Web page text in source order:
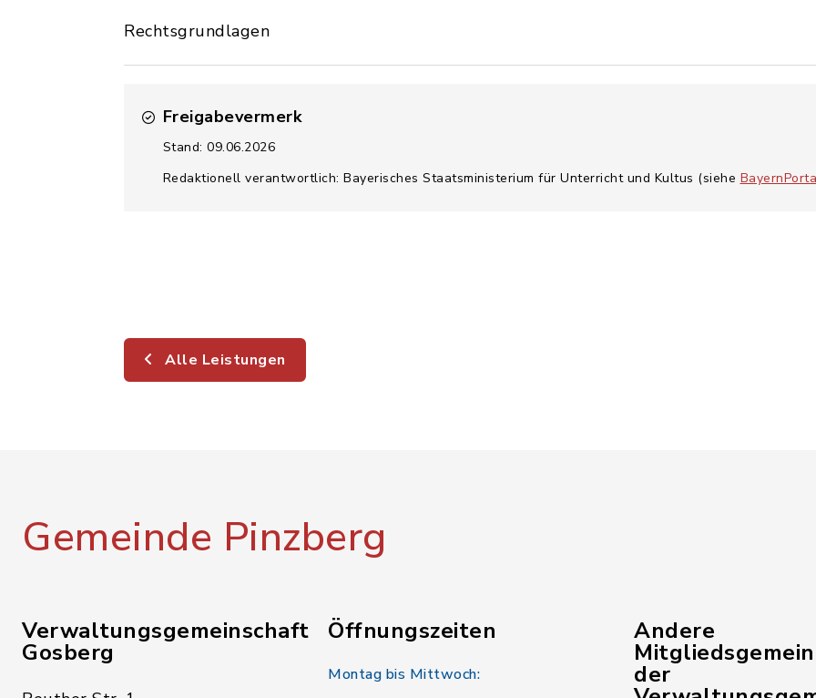
Rechtsgrundlagen
Freigabevermerk
Stand: 09.06.2026
Redaktionell verantwortlich: Bayerisches Staatsministerium für Unterricht und Kultus (siehe
Alle Leistungen
Gemeinde Pinzberg
Verwaltungsgemeinschaft
Gosberg
Öffnungszeiten
Montag bis Mittwoch:
Andere
der